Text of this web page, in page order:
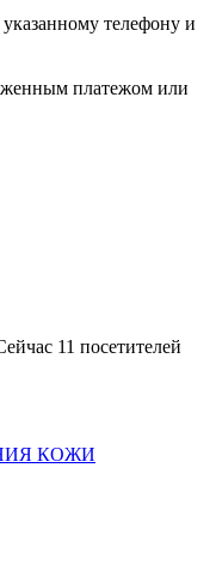
телефону и
платежом или
11 посетителей
КОЖИ